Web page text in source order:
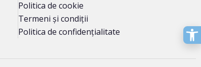
Politica de cookie
Termeni și condiții
Politica de confidențialitate